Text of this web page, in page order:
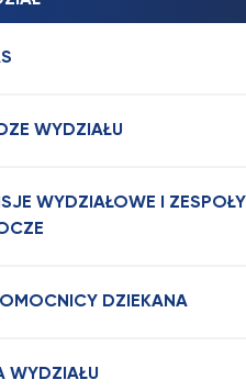
WYDZIAŁU
WYDZIAŁOWE I ZESPOŁY
DZIEKANA
WYDZIAŁU